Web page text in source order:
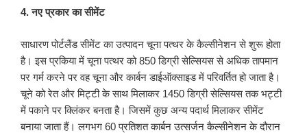
4. नए प्रकार का सीमेंट
साधारण पोर्टलैंड सीमेंट का उत्पादन चूना पत्थर के कैल्सीनेशन से शुरू होता
है। इस प्रकिया में चूना पत्थर को 850 डिग्री सेल्सियस से अधिक तापमान
पर गर्म करने पर वह चूना और कार्बन डाईऑक्साइड में परिवर्तित हो जाता है।
चूने को रेत और मिट्टी के साथ मिलाकर 1450 डिग्री सेल्सियस तक भट्टी
में पकाने पर क्लिंकर बनता है। जिसमें कुछ अन्य पदार्थ मिलाकर सीमेंट
बनाया जाता हैं। लगभग 60 प्रतिशत कार्बन उत्सर्जन कैल्सीनेशन के दौरान